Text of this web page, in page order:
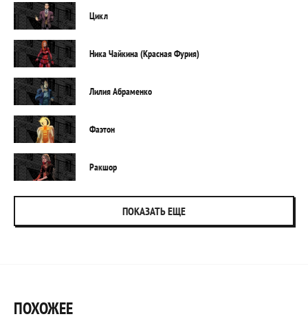
Цикл
Ника Чайкина (Красная Фурия)
Лилия Абраменко
Фаэтон
Ракшор
ПОКАЗАТЬ ЕЩЕ
ПОХОЖЕЕ